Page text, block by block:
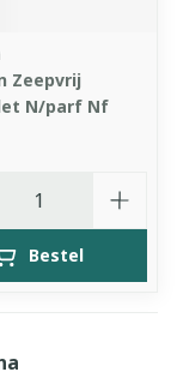
Zeepvrij
N/parf Nf
Bestel